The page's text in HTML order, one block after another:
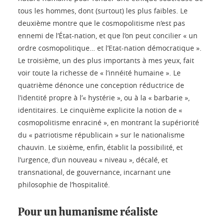
tous les hommes, dont (surtout) les plus faibles. Le
deuxième montre que le cosmopolitisme n’est pas
ennemi de l’État-nation, et que l’on peut concilier « un
ordre cosmopolitique… et l’Etat-nation démocratique ».
Le troisième, un des plus importants à mes yeux, fait
voir toute la richesse de « l’innéité humaine ». Le
quatrième dénonce une conception réductrice de
l’identité propre à l’« hystérie », ou à la « barbarie »,
identitaires. Le cinquième explicite la notion de «
cosmopolitisme enraciné », en montrant la supériorité
du « patriotisme républicain » sur le nationalisme
chauvin. Le sixième, enfin, établit la possibilité, et
l’urgence, d’un nouveau « niveau », décalé, et
transnational, de gouvernance, incarnant une
philosophie de l’hospitalité.
Pour un humanisme réaliste